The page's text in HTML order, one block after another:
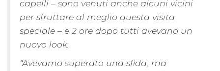
capelli – sono venuti anche alcuni vicini
per sfruttare al meglio questa visita
speciale – e 2 ore dopo tutti avevano un
nuovo look.
“Avevamo superato una sfida, ma